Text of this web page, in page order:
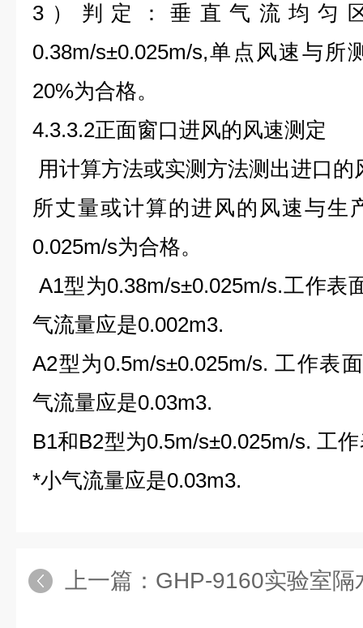
3）判定：垂直气流均匀
0.38m/s±0.025m/s,单点风速与
20%为合格。
4.3.3.2正面窗口进风的风速测定
用计算方法或实测方法测出进口
所丈量或计算的进风的风速与生
0.025m/s为合格。
A1型为0.38m/s±0.025m/s.工作表
气流量应是0.002m3.
A2型为0.5m/s±0.025m/s. 工作表
气流量应是0.03m3.
B1和B2型为0.5m/s±0.025m/s. 工
*小气流量应是0.03m3.
上一篇： GHP-9160实验室